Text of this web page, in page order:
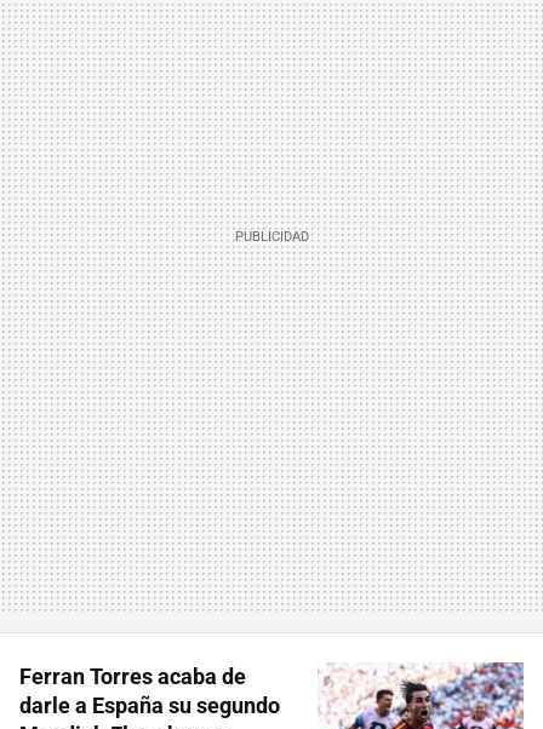
Ferran Torres acaba de
darle a España su segundo